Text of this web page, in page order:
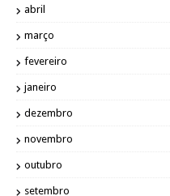
abril
março
fevereiro
janeiro
dezembro
novembro
outubro
setembro